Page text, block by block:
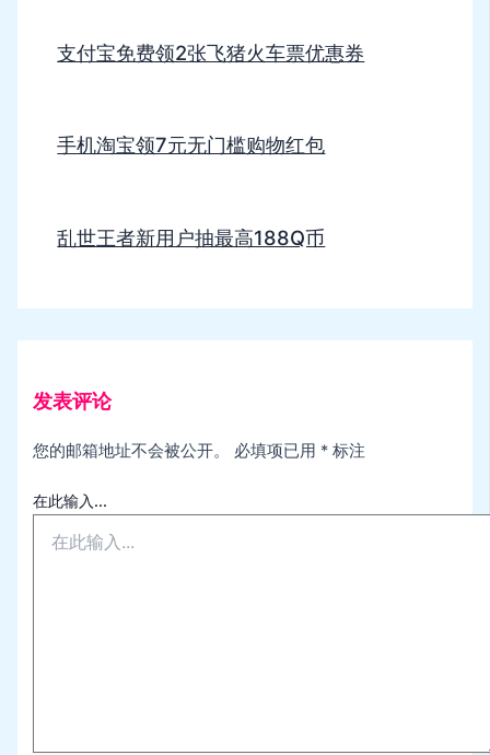
支付宝免费领2张飞猪火车票优惠券
手机淘宝领7元无门槛购物红包
乱世王者新用户抽最高188Q币
发表评论
您的邮箱地址不会被公开。 必填项已用 * 标注
在此输入...